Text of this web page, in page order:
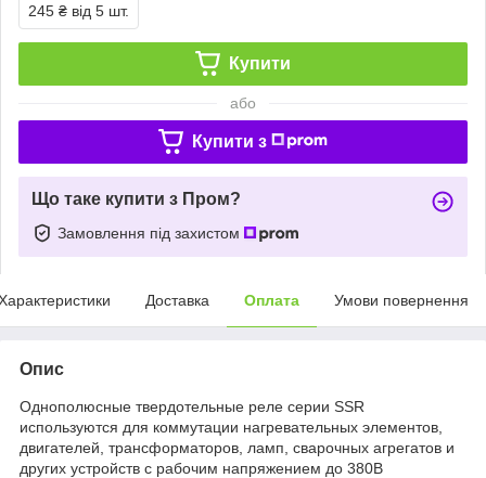
245 ₴ від 5 шт.
Купити
або
Купити з
Що таке купити з Пром?
Замовлення під захистом
Доставка Оплата Умови повернення
Опис
Однополюсные твердотельные реле серии SSR
используются для коммутации нагревательных элементов,
двигателей, трансформаторов, ламп, сварочных агрегатов и
других устройств с рабочим напряжением до 380В